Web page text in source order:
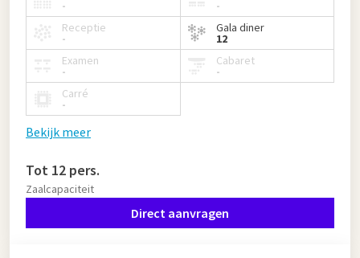
-
-
Receptie
-
Gala diner
12
Examen
-
Cabaret
-
Carré
-
Bekijk meer
Tot 12 pers.
Zaalcapaciteit
Direct aanvragen